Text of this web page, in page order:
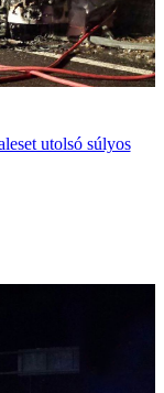
utolsó súlyos